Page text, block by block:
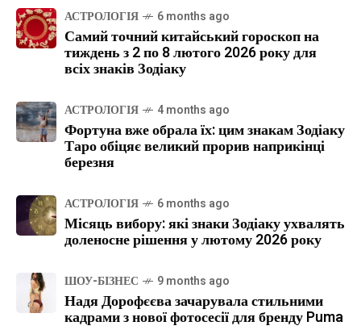
АСТРОЛОГІЯ 6 months ago
Самий точний китайський гороскоп на
тиждень з 2 по 8 лютого 2026 року для
всіх знаків Зодіаку
АСТРОЛОГІЯ 4 months ago
Фортуна вже обрала їх: цим знакам Зодіаку
Таро обіцяє великий прорив наприкінці
березня
АСТРОЛОГІЯ 6 months ago
Місяць вибору: які знаки Зодіаку ухвалять
доленосне рішення у лютому 2026 року
ШОУ-БІЗНЕС 9 months ago
Надя Дорофєєва зачарувала стильними
кадрами з нової фотосесії для бренду Puma